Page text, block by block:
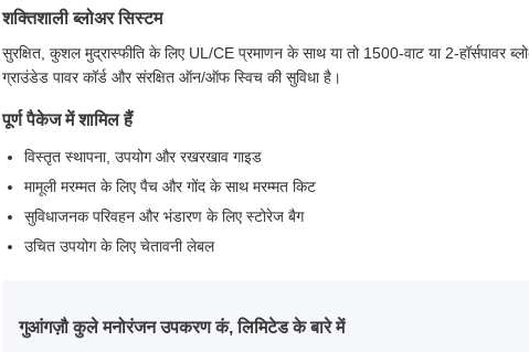
शक्तिशाली ब्लोअर सिस्टम
सुरक्षित, कुशल मुद्रास्फीति के लिए UL/CE प्रमाणन के साथ या तो 1500-वाट या 2-हॉर्सपावर
ग्राउंडेड पावर कॉर्ड और संरक्षित ऑन/ऑफ स्विच की सुविधा है।
पूर्ण पैकेज में शामिल हैं
विस्तृत स्थापना, उपयोग और रखरखाव गाइड
मामूली मरम्मत के लिए पैच और गोंद के साथ मरम्मत किट
सुविधाजनक परिवहन और भंडारण के लिए स्टोरेज बैग
उचित उपयोग के लिए चेतावनी लेबल
गुआंगज़ौ कुले मनोरंजन उपकरण कं, लिमिटेड के बारे में